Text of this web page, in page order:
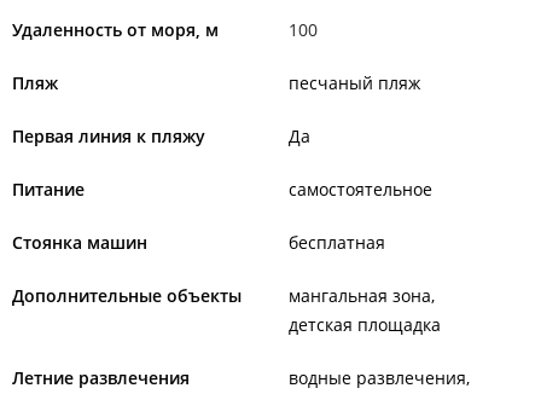
Удаленность от моря, м 100
Пляж песчаный пляж
Первая линия к пляжу Да
Питание самостоятельное
Стоянка машин бесплатная
Дополнительные объекты
мангальная зона
детская площадка
Летние развлечения
водные развлечения